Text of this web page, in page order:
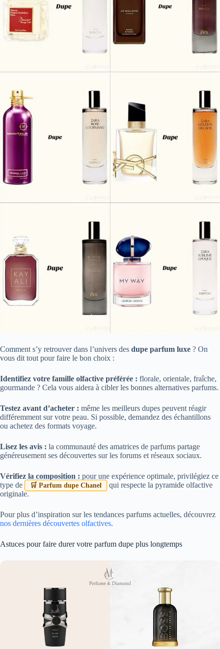
Comment s’y retrouver dans l’univers des dupe parfum luxe ? On
vous dit tout pour faire le bon choix :
Identifiez votre famille olfactive préférée : florale, orientale, fraîche,
gourmande ? Cela vous aidera à cibler les bonnes alternatives parfums.
Testez avant d’acheter : même les meilleurs dupes peuvent réagir
différemment sur votre peau. Si possible, demandez des échantillons
ou achetez des formats voyage.
Lisez les avis : la communauté des amatrices de parfums partage
généreusement ses découvertes sur les forums et réseaux sociaux.
Vérifiez la composition : pour une expérience optimale, privilégiez ce
type de
🛒 Parfum dupe Chanel
qui respecte la pyramide olfactive
originale.
Pour plus d’inspiration sur les tendances parfums actuelles, découvrez
nos dernières découvertes olfactives.
Astuces pour faire durer votre parfum dupe plus longtemps